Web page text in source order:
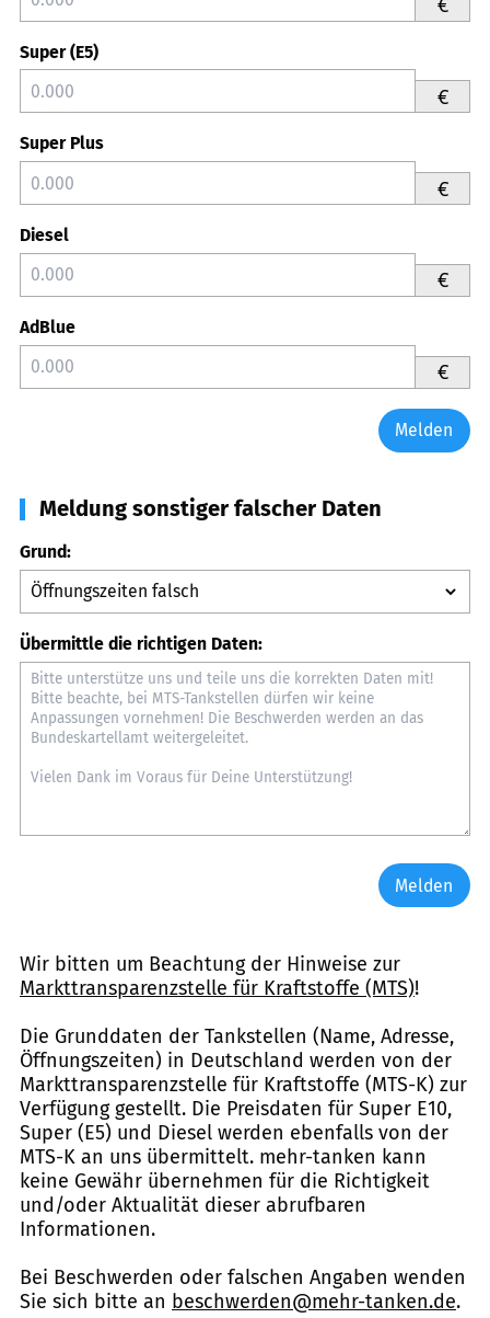
Super (E5)
€
Super Plus
€
Diesel
€
AdBlue
€
Melden
Meldung sonstiger falscher Daten
Grund:
Übermittle die richtigen Daten:
Melden
Wir bitten um Beachtung der Hinweise zur
Markttransparenzstelle für Kraftstoffe (MTS)!
Die Grunddaten der Tankstellen (Name, Adresse,
Öffnungszeiten) in Deutschland werden von der
Markttransparenzstelle für Kraftstoffe (MTS-K) zur
Verfügung gestellt. Die Preisdaten für Super E10,
Super (E5) und Diesel werden ebenfalls von der
MTS-K an uns übermittelt. mehr-tanken kann
keine Gewähr übernehmen für die Richtigkeit
und/oder Aktualität dieser abrufbaren
Informationen.
Bei Beschwerden oder falschen Angaben wenden
Sie sich bitte an beschwerden@mehr-tanken.de.